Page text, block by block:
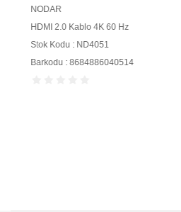
NODAR
HDMI 2.0 Kablo 4K 60 Hz
Stok Kodu : ND4051
Barkodu : 8684886040514